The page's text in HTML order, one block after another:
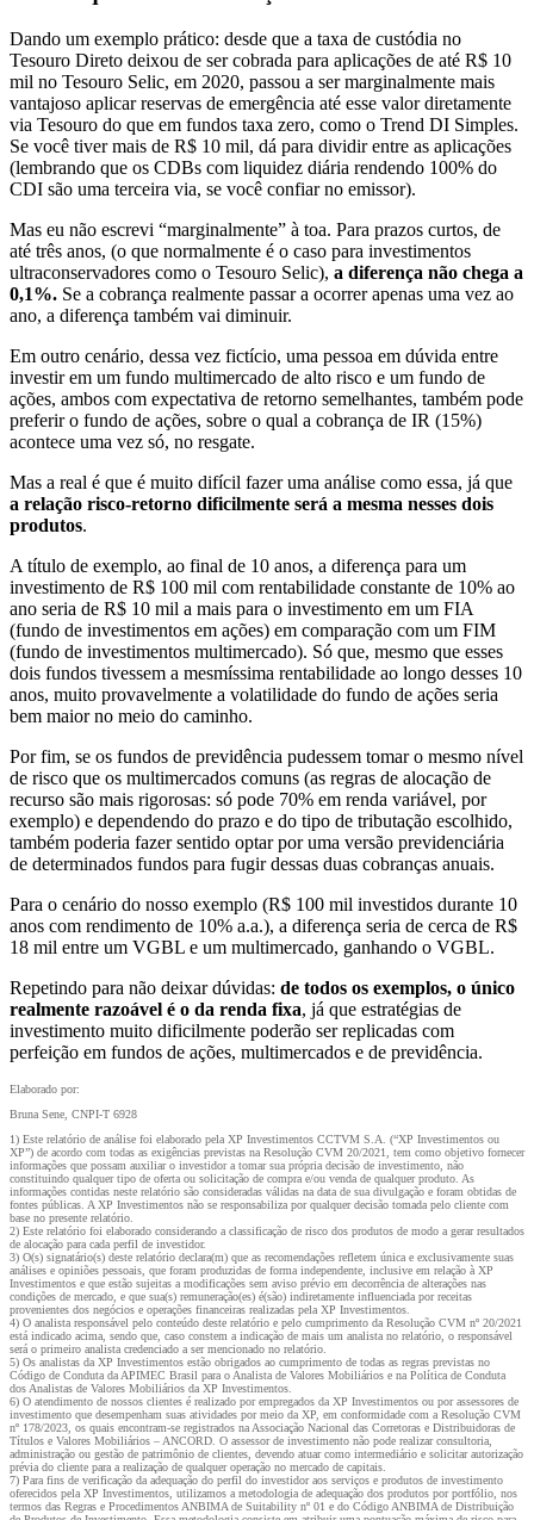
Dando um exemplo prático: desde que a taxa de custódia no
Tesouro Direto deixou de ser cobrada para aplicações de até R$ 10
mil no Tesouro Selic, em 2020, passou a ser marginalmente mais
vantajoso aplicar reservas de emergência até esse valor diretamente
via Tesouro do que em fundos taxa zero, como o Trend DI Simples.
Se você tiver mais de R$ 10 mil, dá para dividir entre as aplicações
(lembrando que os CDBs com liquidez diária rendendo 100% do
CDI são uma terceira via, se você confiar no emissor).
Mas eu não escrevi “marginalmente” à toa. Para prazos curtos, de
até três anos, (o que normalmente é o caso para investimentos
ultraconservadores como o Tesouro Selic), a diferença não chega a
0,1%. Se a cobrança realmente passar a ocorrer apenas uma vez ao
ano, a diferença também vai diminuir.
Em outro cenário, dessa vez fictício, uma pessoa em dúvida entre
investir em um fundo multimercado de alto risco e um fundo de
ações, ambos com expectativa de retorno semelhantes, também pode
preferir o fundo de ações, sobre o qual a cobrança de IR (15%)
acontece uma vez só, no resgate.
Mas a real é que é muito difícil fazer uma análise como essa, já que
a relação risco-retorno dificilmente será a mesma nesses dois
produtos.
A título de exemplo, ao final de 10 anos, a diferença para um
investimento de R$ 100 mil com rentabilidade constante de 10% ao
ano seria de R$ 10 mil a mais para o investimento em um FIA
(fundo de investimentos em ações) em comparação com um FIM
(fundo de investimentos multimercado). Só que, mesmo que esses
dois fundos tivessem a mesmíssima rentabilidade ao longo desses 10
anos, muito provavelmente a volatilidade do fundo de ações seria
bem maior no meio do caminho.
Por fim, se os fundos de previdência pudessem tomar o mesmo nível
de risco que os multimercados comuns (as regras de alocação de
recurso são mais rigorosas: só pode 70% em renda variável, por
exemplo) e dependendo do prazo e do tipo de tributação escolhido,
também poderia fazer sentido optar por uma versão previdenciária
de determinados fundos para fugir dessas duas cobranças anuais.
Para o cenário do nosso exemplo (R$ 100 mil investidos durante 10
anos com rendimento de 10% a.a.), a diferença seria de cerca de R$
18 mil entre um VGBL e um multimercado, ganhando o VGBL.
Repetindo para não deixar dúvidas: de todos os exemplos, o único
realmente razoável é o da renda fixa, já que estratégias de
investimento muito dificilmente poderão ser replicadas com
perfeição em fundos de ações, multimercados e de previdência.
Elaborado por:
Bruna Sene, CNPI-T 6928
1) Este relatório de análise foi elaborado pela XP Investimentos CCTVM S.A. (“XP Investimentos ou
XP”) de acordo com todas as exigências previstas na Resolução CVM 20/2021, tem como objetivo fornecer
informações que possam auxiliar o investidor a tomar sua própria decisão de investimento, não
constituindo qualquer tipo de oferta ou solicitação de compra e/ou venda de qualquer produto. As
informações contidas neste relatório são consideradas válidas na data de sua divulgação e foram obtidas de
fontes públicas. A XP Investimentos não se responsabiliza por qualquer decisão tomada pelo cliente com
base no presente relatório.
2) Este relatório foi elaborado considerando a classificação de risco dos produtos de modo a gerar resultados
de alocação para cada perfil de investidor.
3) O(s) signatário(s) deste relatório declara(m) que as recomendações refletem única e exclusivamente suas
análises e opiniões pessoais, que foram produzidas de forma independente, inclusive em relação à XP
Investimentos e que estão sujeitas a modificações sem aviso prévio em decorrência de alterações nas
condições de mercado, e que sua(s) remuneração(es) é(são) indiretamente influenciada por receitas
provenientes dos negócios e operações financeiras realizadas pela XP Investimentos.
4) O analista responsável pelo conteúdo deste relatório e pelo cumprimento da Resolução CVM nº 20/2021
está indicado acima, sendo que, caso constem a indicação de mais um analista no relatório, o responsável
será o primeiro analista credenciado a ser mencionado no relatório.
5) Os analistas da XP Investimentos estão obrigados ao cumprimento de todas as regras previstas no
Código de Conduta da APIMEC Brasil para o Analista de Valores Mobiliários e na Política de Conduta
dos Analistas de Valores Mobiliários da XP Investimentos.
6) O atendimento de nossos clientes é realizado por empregados da XP Investimentos ou por assessores de
investimento que desempenham suas atividades por meio da XP, em conformidade com a Resolução CVM
nº 178/2023, os quais encontram-se registrados na Associação Nacional das Corretoras e Distribuidoras de
Títulos e Valores Mobiliários – ANCORD. O assessor de investimento não pode realizar consultoria,
administração ou gestão de patrimônio de clientes, devendo atuar como intermediário e solicitar autorização
prévia do cliente para a realização de qualquer operação no mercado de capitais.
7) Para fins de verificação da adequação do perfil do investidor aos serviços e produtos de investimento
oferecidos pela XP Investimentos, utilizamos a metodologia de adequação dos produtos por portfólio, nos
termos das Regras e Procedimentos ANBIMA de Suitability nº 01 e do Código ANBIMA de Distribuição